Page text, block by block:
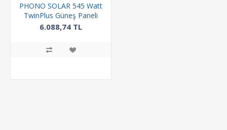
PHONO SOLAR 545 Watt
TwinPlus Güneş Paneli
144 Hücreli Monokristal
6.088,74 TL